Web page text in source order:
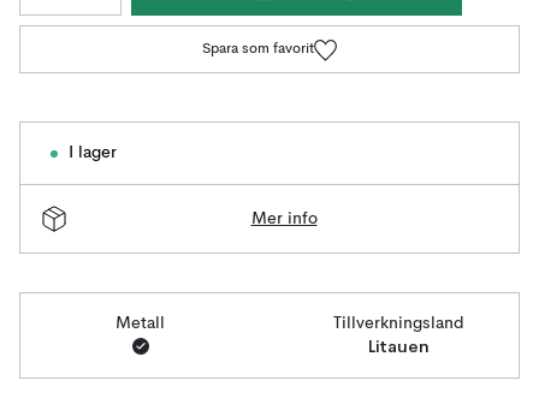
Spara som favorit
I lager
Mer info
Metall Tillverkningsland
Litauen